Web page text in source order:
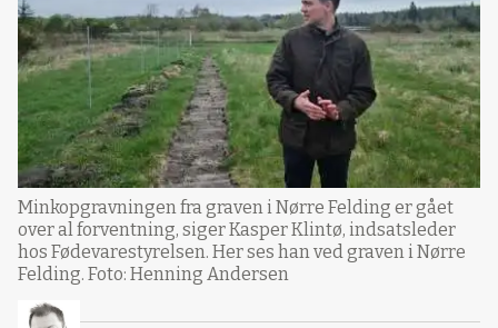
Minkopgravningen fra graven i Nørre Felding er gået
over al forventning, siger Kasper Klintø, indsatsleder
hos Fødevarestyrelsen. Her ses han ved graven i Nørre
Felding. Foto: Henning Andersen